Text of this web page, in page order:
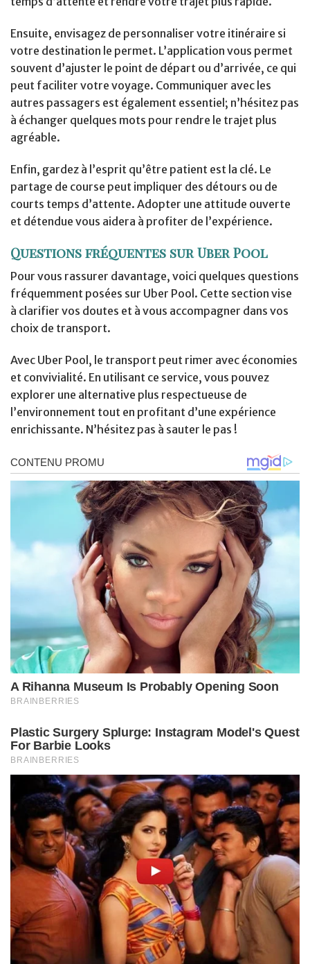
Ensuite, envisagez de personnaliser votre itinéraire si
votre destination le permet. L’application vous permet
souvent d’ajuster le point de départ ou d’arrivée, ce qui
peut faciliter votre voyage. Communiquer avec les
autres passagers est également essentiel; n’hésitez pas
à échanger quelques mots pour rendre le trajet plus
agréable.
Enfin, gardez à l’esprit qu’être patient est la clé. Le
partage de course peut impliquer des détours ou de
courts temps d’attente. Adopter une attitude ouverte
et détendue vous aidera à profiter de l’expérience.
Questions fréquentes sur Uber Pool
Pour vous rassurer davantage, voici quelques questions
fréquemment posées sur Uber Pool. Cette section vise
à clarifier vos doutes et à vous accompagner dans vos
choix de transport.
Avec Uber Pool, le transport peut rimer avec économies
et convivialité. En utilisant ce service, vous pouvez
explorer une alternative plus respectueuse de
l’environnement tout en profitant d’une expérience
enrichissante. N’hésitez pas à sauter le pas !